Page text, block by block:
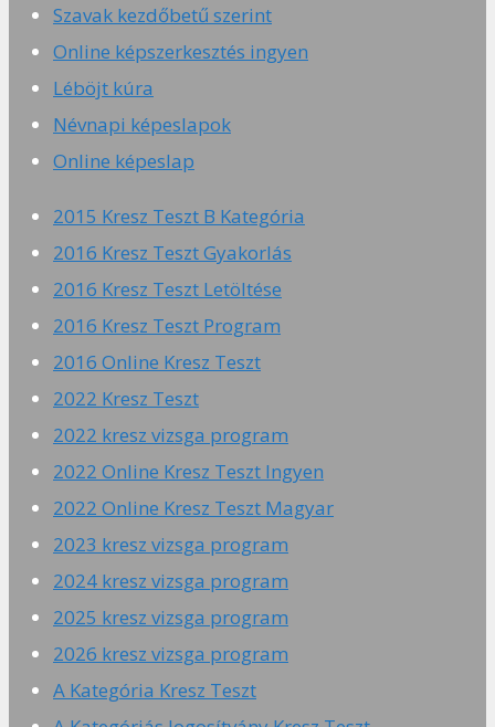
Szavak kezdőbetű szerint
Online képszerkesztés ingyen
Léböjt kúra
Névnapi képeslapok
Online képeslap
2015 Kresz Teszt B Kategória
2016 Kresz Teszt Gyakorlás
2016 Kresz Teszt Letöltése
2016 Kresz Teszt Program
2016 Online Kresz Teszt
2022 Kresz Teszt
2022 kresz vizsga program
2022 Online Kresz Teszt Ingyen
2022 Online Kresz Teszt Magyar
2023 kresz vizsga program
2024 kresz vizsga program
2025 kresz vizsga program
2026 kresz vizsga program
A Kategória Kresz Teszt